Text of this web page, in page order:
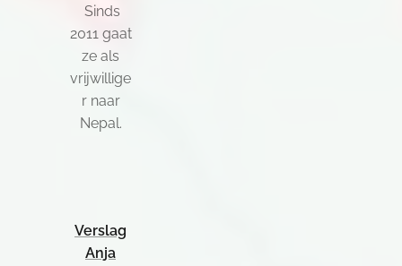
Sinds
2011 gaat
ze als
vrijwillige
r naar
Nepal.
Verslag
Anja